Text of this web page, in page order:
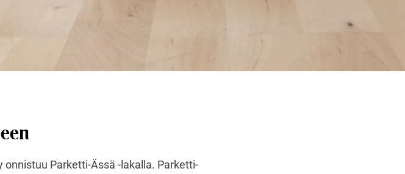
Parketti-Ässä -lakalla. Parketti-